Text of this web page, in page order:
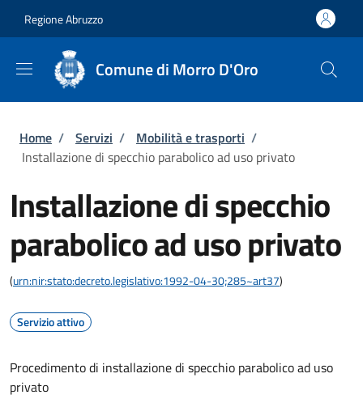
Regione Abruzzo
Comune di Morro D'Oro
Briciole di pane
Home / Servizi / Mobilità e trasporti /
Installazione di specchio parabolico ad uso privato
Installazione di specchio
parabolico ad uso privato
(urn:nir:stato:decreto.legislativo:1992-04-30;285~art37)
Servizio attivo
Procedimento di installazione di specchio parabolico ad uso
privato